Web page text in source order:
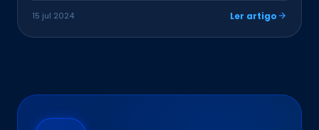
15 jul 2024 Ler artigo